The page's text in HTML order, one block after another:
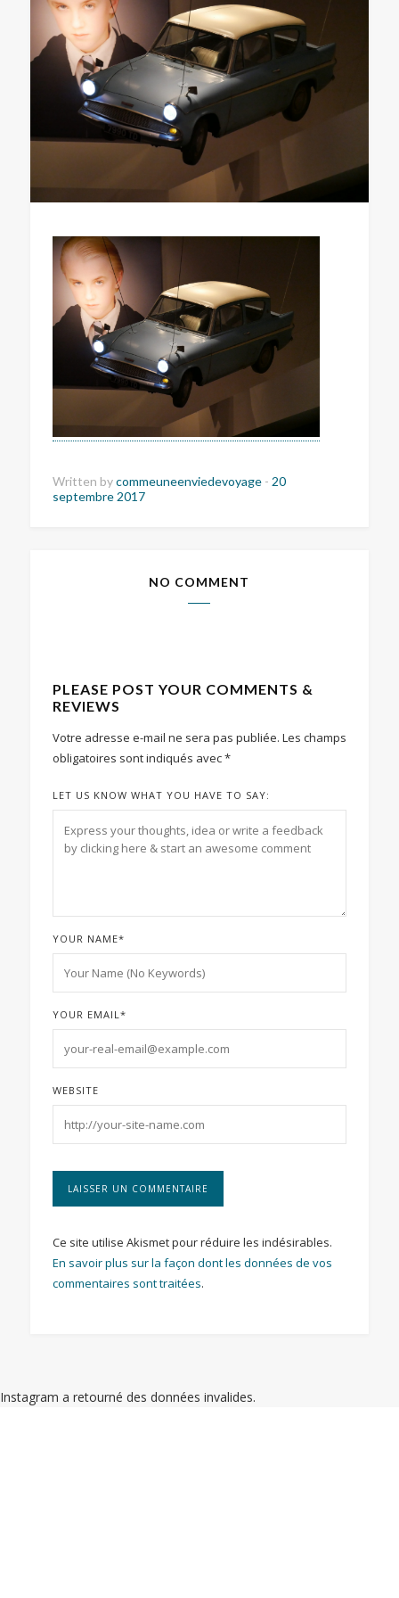
Written bycommeuneenviedevoyage - 20
septembre 2017
NO COMMENT
PLEASE POST YOUR COMMENTS &
REVIEWS
Votre adresse e-mail ne sera pas publiée. Les champs
obligatoires sont indiqués avec*
LET US KNOW WHAT YOU HAVE TO SAY:
YOUR NAME*
YOUR EMAIL*
WEBSITE
Ce site utilise Akismet pour réduire les indésirables.
En savoir plus sur la façon dont les données de vos
commentaires sont traitées.
Instagram a retourné des données invalides.